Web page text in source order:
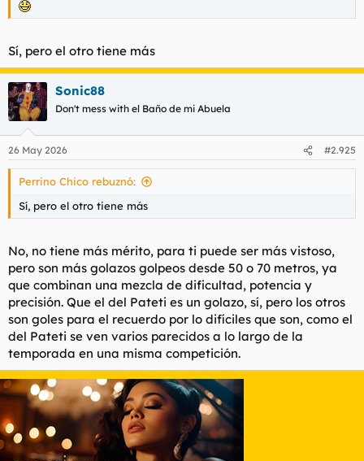
Sí, pero el otro tiene más
Sonic88
Don't mess with el Baño de mi Abuela
26 May 2026 #2.925
Perrino Chico rebuznó:
Sí, pero el otro tiene más
No, no tiene más mérito, para ti puede ser más vistoso,
pero son más golazos golpeos desde 50 o 70 metros, ya
que combinan una mezcla de dificultad, potencia y
precisión. Que el del Pateti es un golazo, sí, pero los otros
son goles para el recuerdo por lo difíciles que son, como el
del Pateti se ven varios parecidos a lo largo de la
temporada en una misma competición.